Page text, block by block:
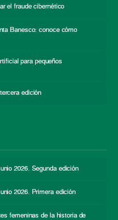
el fraude cibernético
Banesco: conoce cómo
para pequeños
edición
2026. Segunda edición
2026. Primera edición
femeninas de la historia de